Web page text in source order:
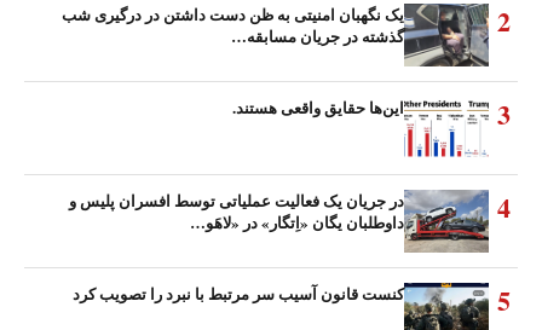
2
یک نگهبان امنیتی به ظن دست داشتن در درگیری شب
گذشته در جریان مسابقه…
3 این‌ها حقایق واقعی هستند.
4
در جریان یک فعالیت عملیاتی توسط افسران پلیس و
داوطلبان یگان «اِتگار» در «لاهَو…
5 کنست قانون آسیب سر مرتبط با نبرد را تصویب کرد